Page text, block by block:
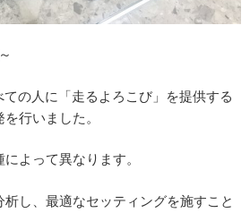
～
の人に「走るよろこび」を提供する
行いました。
よって異なります。
し、最適なセッティングを施すこと